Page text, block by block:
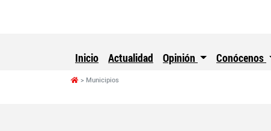
Inicio Actualidad Opinión Conócenos
Municipios